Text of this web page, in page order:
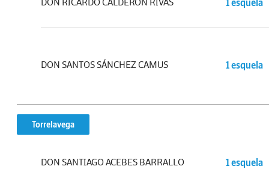
DON SANTOS SÁNCHEZ CAMUS 1 esquela
Torrelavega
DON SANTIAGO ACEBES BARRALLO 1 esquela